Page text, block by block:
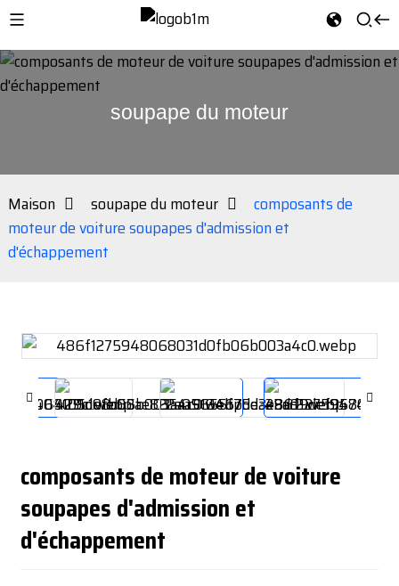
soupape du moteur
Maison soupape du moteur
composants de
moteur de voiture soupapes d'admission et
d'échappement
composants de moteur de voiture
soupapes d'admission et
d'échappement